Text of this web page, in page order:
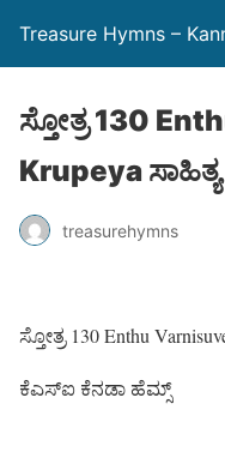
Treasure Hymns –
ಸ್ತೋತ್ರ 130
Krupeya ಸಾಹಿತ್ಯ
treasurehymns
ಸ್ತೋತ್ರ 130 Enthu
ಕೆಎಸ್ಐ ಕೆನಡಾ ಹೆಮ್ಸ್